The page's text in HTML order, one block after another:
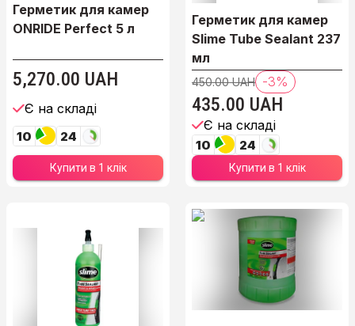
Герметик для камер
ONRIDE Perfect 5 л
5,270.00 UAH
Є на складі
10 24
Купити в 1 клік
Герметик для камер
Slime Tube Sealant 237
мл
450.00 UAH -3%
435.00 UAH
Є на складі
10 24
Купити в 1 клік